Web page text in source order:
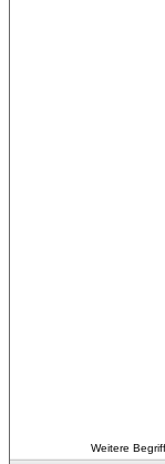
Weitere